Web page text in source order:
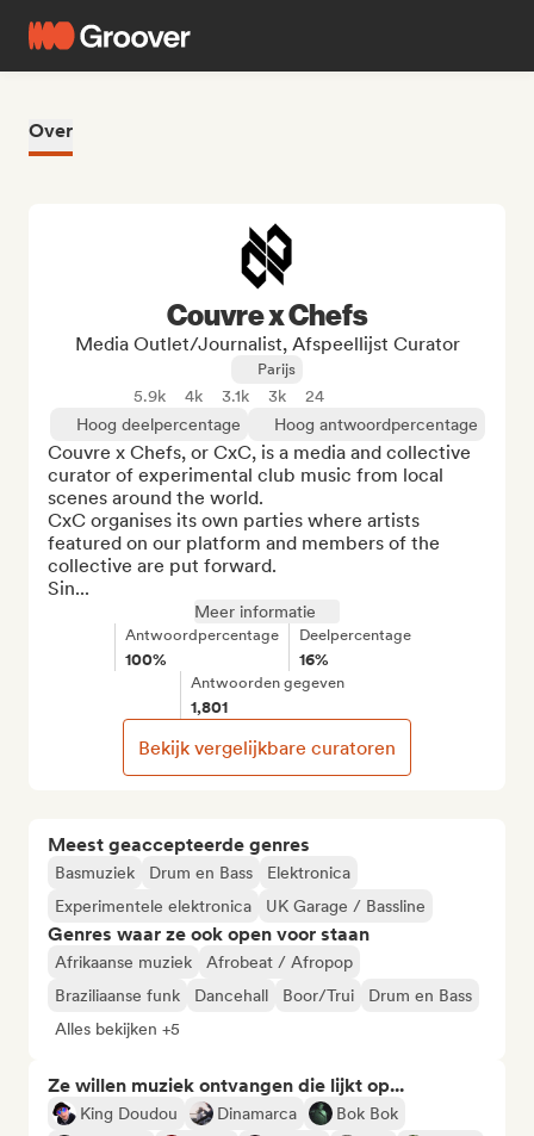
Over
Meest geaccepteerde genres
Basmuziek Drum en Bass
Elektronica
Experimentele elektronica
UK Garage / Bassline
Genres waar ze ook open voor staan
Afrikaanse muziek
Afrobeat / Afropop
Braziliaanse funk
Dancehall Boor/Trui
Drum en Bass
Alles bekijken +5
Ze willen muziek ontvangen die lijkt op...
King Doudou Dinamarca
Bok Bok
Couvre x Chefs
Media Outlet/Journalist, Afspeellijst Curator
Parijs
5.9k 4k 3.1k 3k
24
Hoog deelpercentage
Hoog antwoordpercentage
Couvre x Chefs, or CxC, is a media and collective
curator of experimental club music from local
scenes around the world.
CxC organises its own parties where artists
featured on our platform and members of the
collective are put forward.
Sin...
Meer informatie
Antwoordpercentage
100%
Deelpercentage
16%
Antwoorden gegeven
1,801
Bekijk vergelijkbare curatoren